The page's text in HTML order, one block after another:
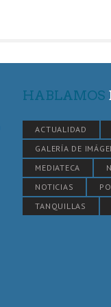
HABLAMOS
ACTUALIDAD
GALERÍA DE
MEDIATECA
NOTICIAS
TANQUILLAS